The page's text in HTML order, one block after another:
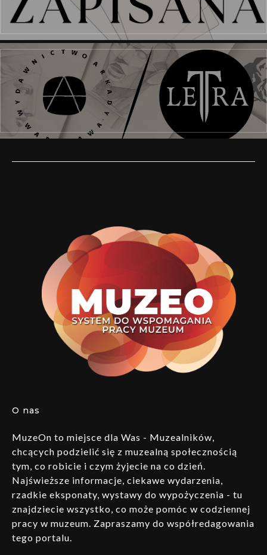
O nas
MuzeOn to miejsce dla Was - Muzealników,
chcących podzielić się z muzealną społecznością
tym, co robicie i czym żyjecie na co dzień.
Najświeższe informacje, ciekawe wydarzenia,
rzadkie eksponaty, wystawy do wypożyczenia - tu
znajdziecie wszystko, co może pomóc w codziennej
pracy w muzeum. Zapraszamy do współredagowania
tego portalu.